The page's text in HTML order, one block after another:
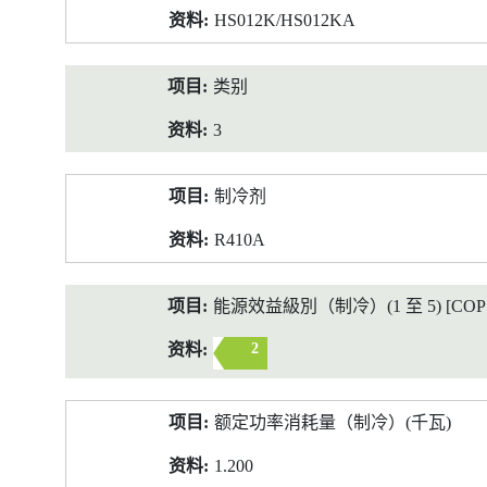
HS012K/HS012KA
类别
3
制冷剂
R410A
能源效益級別（制冷）(1 至 5) [COP
2
额定功率消耗量（制冷）(千瓦)
1.200